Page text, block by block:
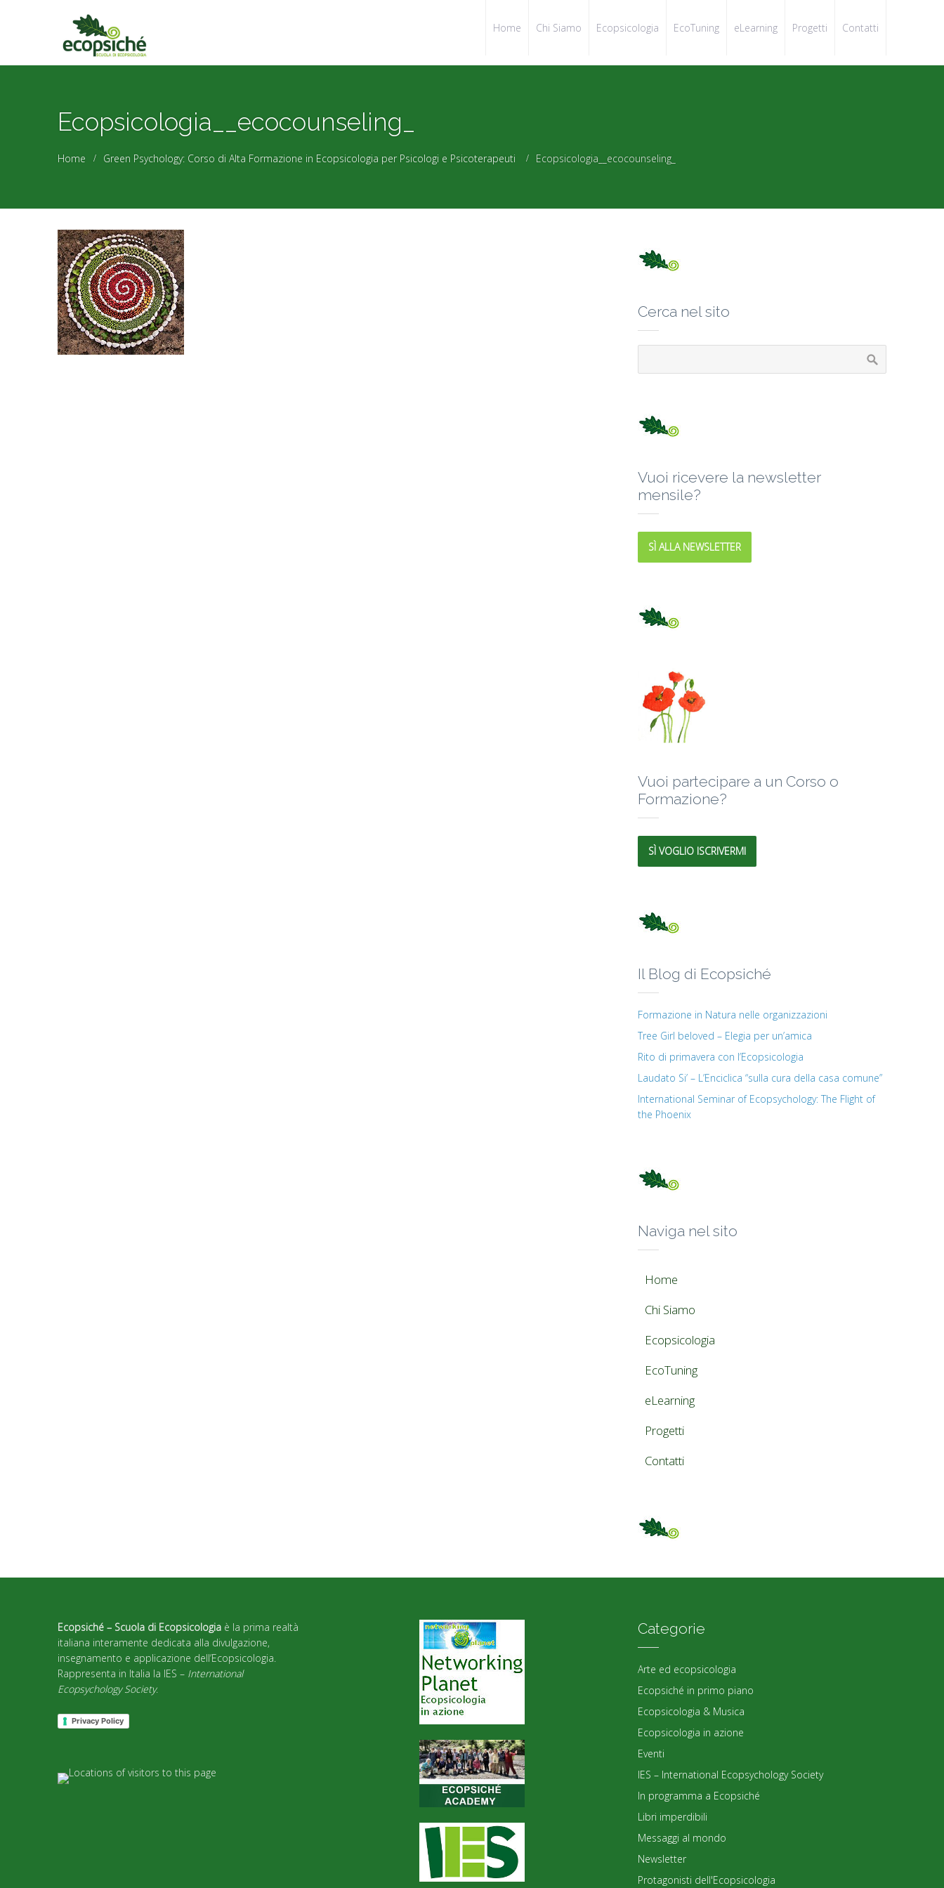
Home Chi Siamo Ecopsicologia EcoTuning eLearning Progetti Contatti
Ecopsicologia__ecocounseling_
Home Green Psychology: Corso di Alta Formazione in Ecopsicologia per Psicologi e Psicoterapeuti Ecopsicologia__ecocounseling_
Cerca nel sito
Vuoi ricevere la newsletter
mensile?
SÌ ALLA NEWSLETTER
Vuoi partecipare a un Corso o
Formazione?
SÌ VOGLIO ISCRIVERMI
Il Blog di Ecopsiché
Formazione in Natura nelle organizzazioni
Tree Girl beloved – Elegia per un’amica
Rito di primavera con l’Ecopsicologia
Laudato Si’ – L’Enciclica “sulla cura della casa comune”
International Seminar of Ecopsychology: The Flight of
the Phoenix
Naviga nel sito
Home
Chi Siamo
Ecopsicologia
EcoTuning
eLearning
Progetti
Contatti
Ecopsiché – Scuola di Ecopsicologia è la prima realtà
italiana interamente dedicata alla divulgazione,
insegnamento e applicazione dell’Ecopsicologia.
Rappresenta in Italia la IES – International
Ecopsychology Society.
Privacy Policy
Categorie
Arte ed ecopsicologia
Ecopsiché in primo piano
Ecopsicologia & Musica
Ecopsicologia in azione
Eventi
IES – International Ecopsychology Society
In programma a Ecopsiché
Libri imperdibili
Messaggi al mondo
Newsletter
Protagonisti dell'Ecopsicologia